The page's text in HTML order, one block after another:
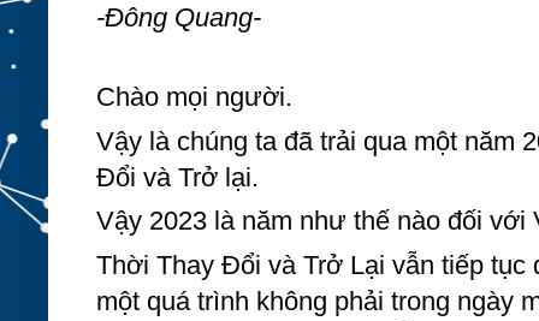
-Đông Quang-
Chào mọi người.
Vậy là chúng ta đã trải qua một năm
Đổi và Trở lại.
Vậy 2023 là năm như thế nào đối với
Thời Thay Đổi và Trở Lại vẫn tiếp tục
một quá trình không phải trong ngày